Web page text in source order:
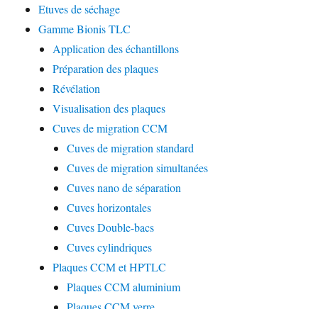
Etuves de séchage
Gamme Bionis TLC
Application des échantillons
Préparation des plaques
Révélation
Visualisation des plaques
Cuves de migration CCM
Cuves de migration standard
Cuves de migration simultanées
Cuves nano de séparation
Cuves horizontales
Cuves Double-bacs
Cuves cylindriques
Plaques CCM et HPTLC
Plaques CCM aluminium